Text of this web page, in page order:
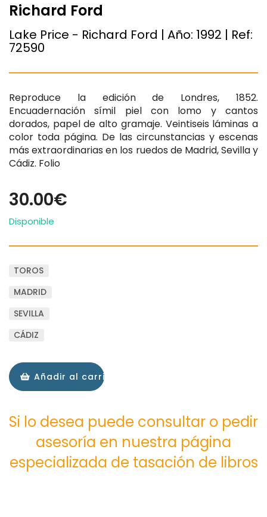
Richard Ford
Lake Price - Richard Ford | Año: 1992 | Ref:
72590
Reproduce la edición de Londres, 1852.
Encuadernación símil piel con lomo y cantos
dorados, papel de alto gramaje. Veintiseis láminas a
color toda página. De las circunstancias y escenas
más extraordinarias en los ruedos de Madrid, Sevilla y
Cádiz. Folio
30.00€
Disponible
TOROS
MADRID
SEVILLA
CÁDIZ
Añadir al carrito
Si lo desea puede consultar o pedir
asesoría en nuestra página
especializada de tasación de libros